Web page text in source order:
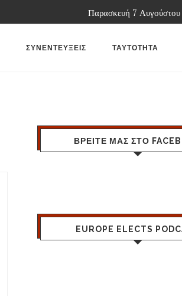
Παρασκευή 7
ΣΥΝΕΝΤΕΥΞΕΙΣ ΤΑΥΤΟΤΗΤΑ
ΒΡΕΙΤΕ ΜΑΣ ΣΤΟ
EUROPE ELECTS